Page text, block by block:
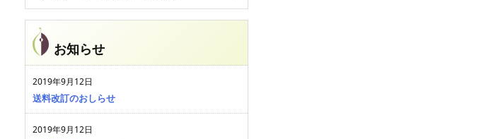
お知らせ
2019年9月12日
送料改訂のおしらせ
2019年9月12日